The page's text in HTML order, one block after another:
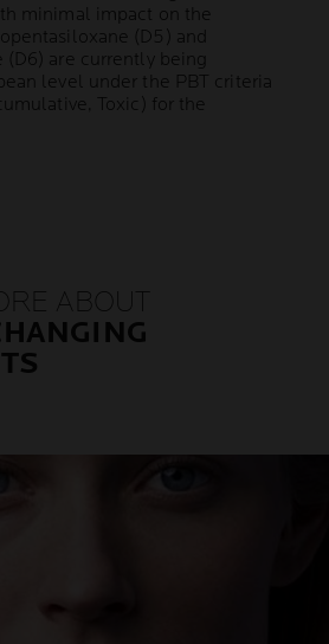
minimal impact on the
(D5) and
are currently being
level under the PBT criteria
Toxic) for the
ABOUT